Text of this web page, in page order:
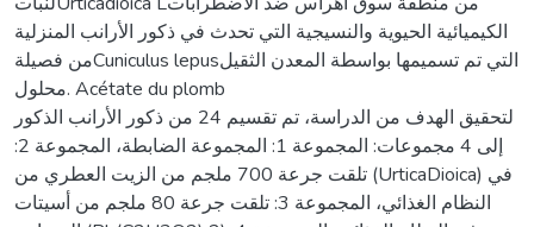
الكيميائية الحيوية والنسيجية التي تحدث في ذكور الأرانب المنزلية
من فصيلةCuniculus lepusالتي تم تسميمها بواسطة المعدن الثقيل
محلول. Acétate du plomb
لتحقيق الهدف من الدراسة، تم تقسيم 24 من ذكور الأرانب الذكور
إلى 4 مجموعات: المجموعة 1: المجموعة الضابطة، المجموعة 2:
تلقت جرعة 700 ملجم من الزيت العطري من (UrticaDioica) في
النظام الغذائي، المجموعة 3: تلقت جرعة 80 ملجم من أسيتات